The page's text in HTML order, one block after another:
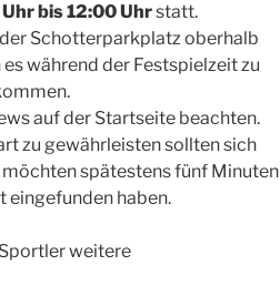
bis 12:00 Uhrstatt.
Schotterparkplatz oberhalb
während der Festspielzeit zu
auf der Startseite beachten.
zu gewährleisten sollten sich
spätestens fünf Minuten
haben.
weitere